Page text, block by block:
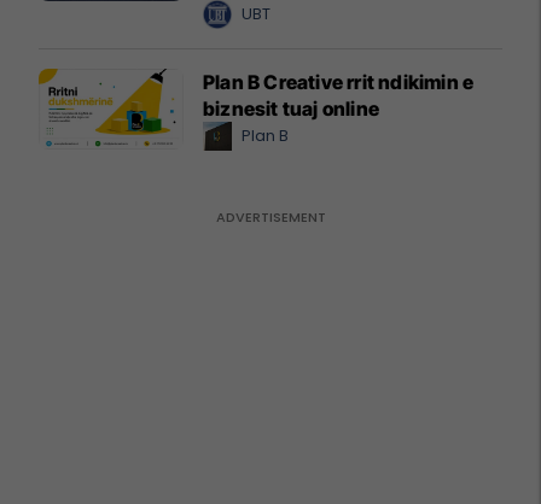
UBT
Plan B Creative rrit ndikimin e
biznesit tuaj online
Plan B